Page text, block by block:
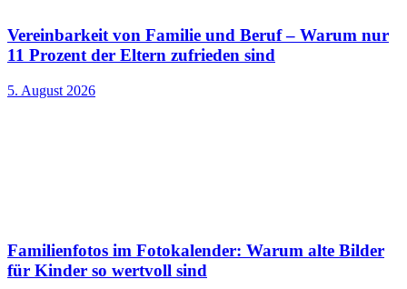
Vereinbarkeit von Familie und Beruf – Warum nur
11 Prozent der Eltern zufrieden sind
5. August 2026
Familienfotos im Fotokalender: Warum alte Bilder
für Kinder so wertvoll sind